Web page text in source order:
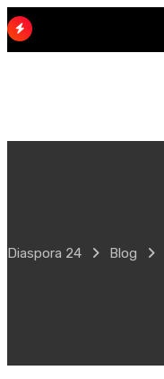
Skip
to
Diaspora 24 Blog